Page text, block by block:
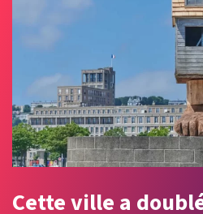
Cette ville a